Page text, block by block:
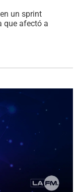
un sprint
que afectó a